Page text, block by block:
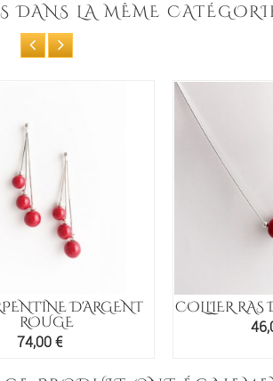
DANS LA MÊME
D'ARGENT
ROUGE
Prix
74,00 €
COLLIER